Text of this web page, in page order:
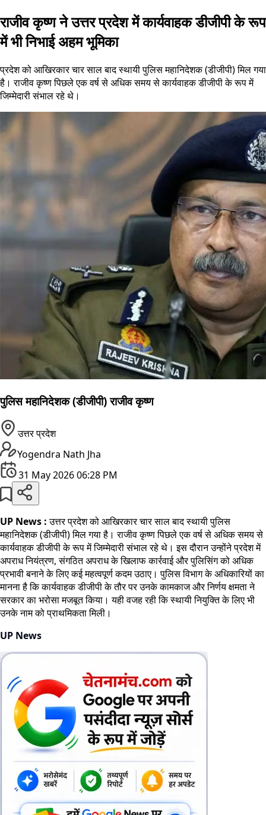
राजीव कृष्ण ने उत्तर प्रदेश में कार्यवाहक डीजीपी के रूप
में भी निभाई अहम भूमिका
प्रदेश को आखिरकार चार साल बाद स्थायी पुलिस महानिदेशक (डीजीपी) मिल गया
है। राजीव कृष्ण पिछले एक वर्ष से अधिक समय से कार्यवाहक डीजीपी के रूप में
जिम्मेदारी संभाल रहे थे।
पुलिस महानिदेशक (डीजीपी) राजीव कृष्ण
उत्तर प्रदेश
Yogendra Nath Jha
31 May 2026 06:28 PM
UP News :उत्तर प्रदेश को आखिरकार चार साल बाद स्थायी पुलिस
महानिदेशक (डीजीपी) मिल गया है। राजीव कृष्ण पिछले एक वर्ष से अधिक समय से
कार्यवाहक डीजीपी के रूप में जिम्मेदारी संभाल रहे थे। इस दौरान उन्होंने प्रदेश में
अपराध नियंत्रण, संगठित अपराध के खिलाफ कार्रवाई और पुलिसिंग को अधिक
प्रभावी बनाने के लिए कई महत्वपूर्ण कदम उठाए। पुलिस विभाग के अधिकारियों का
मानना है कि कार्यवाहक डीजीपी के तौर पर उनके कामकाज और निर्णय क्षमता ने
सरकार का भरोसा मजबूत किया। यही वजह रही कि स्थायी नियुक्ति के लिए भी
उनके नाम को प्राथमिकता मिली।
UP News